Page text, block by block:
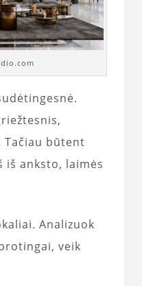
Tačiau būtent
anksto, laimės
Analizuok
veik